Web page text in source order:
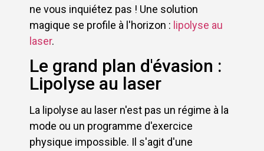
ne vous inquiétez pas ! Une solution
magique se profile à l'horizon : lipolyse au
laser.
Le grand plan d'évasion :
Lipolyse au laser
La lipolyse au laser n'est pas un régime à la
mode ou un programme d'exercice
physique impossible. Il s'agit d'une